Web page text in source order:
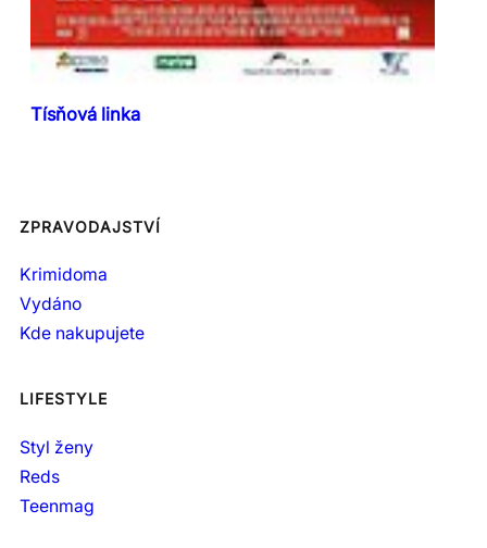
Tísňová linka
ZPRAVODAJSTVÍ
Krimidoma
Vydáno
Kde nakupujete
LIFESTYLE
Styl ženy
Reds
Teenmag